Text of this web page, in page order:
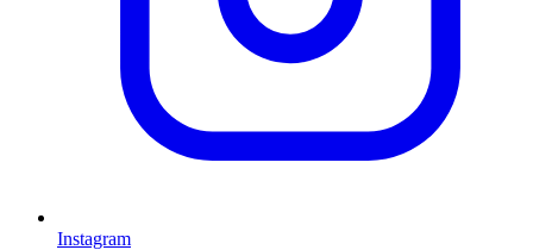
Instagram